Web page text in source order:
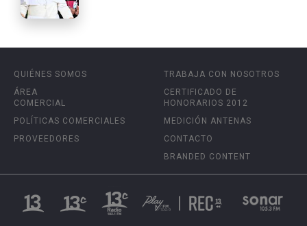
QUIÉNES SOMOS
ÁREA
COMERCIAL
POLÍTICAS COMERCIALES
PROVEEDORES
TRABAJA CON NOSOTROS
CERTIFICADO DE
HONORARIOS 2012
MEDICIÓN ANTENAS
CONTACTO
BRANDED CONTENT